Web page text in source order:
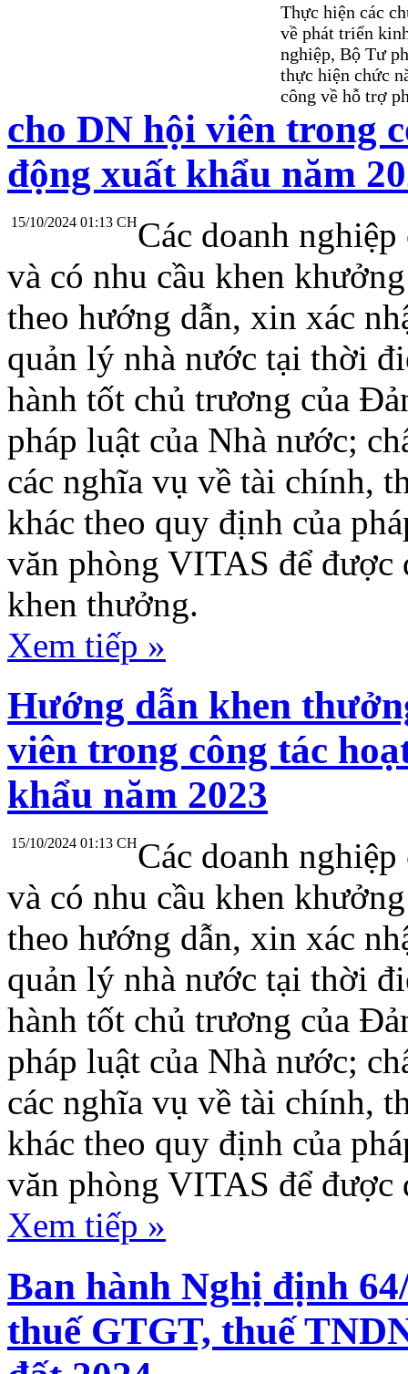
Thực hiện các
về phát triển
nghiệp, Bộ Tư
thực hiện chức
công về hỗ trợ
cho DN hội viên trong
động xuất khẩu năm
15/10/2024 01:13 CHCác doanh
và có nhu cầu khen
theo hướng dẫn, xin xác
quản lý nhà nước tại thời
hành tốt chủ trương của
pháp luật của Nhà nước;
các nghĩa vụ về tài chính,
khác theo quy định của
văn phòng VITAS để được
khen thưởng.
Xem tiếp »
Hướng dẫn khen
viên trong công tác
khẩu năm 2023
15/10/2024 01:13 CHCác doanh
và có nhu cầu khen
theo hướng dẫn, xin xác
quản lý nhà nước tại thời
hành tốt chủ trương của
pháp luật của Nhà nước;
các nghĩa vụ về tài chính,
khác theo quy định của
văn phòng VITAS để được
Xem tiếp »
Ban hành Nghị định
thuế GTGT, thuế